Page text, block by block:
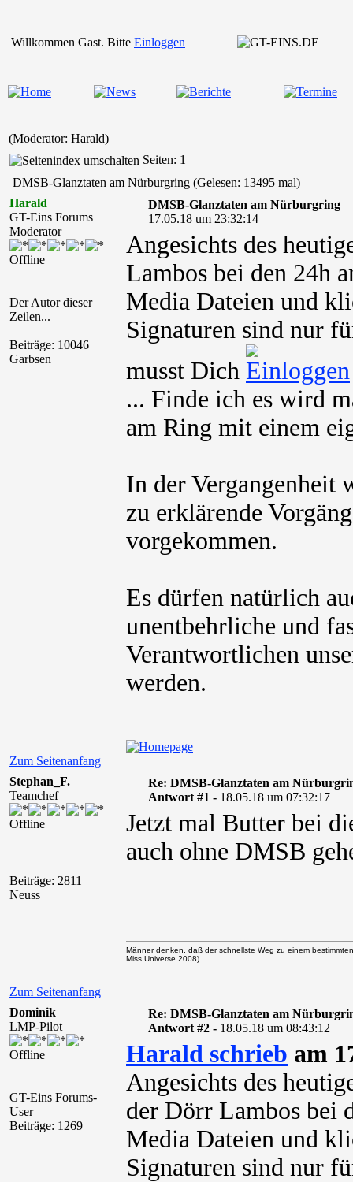
Willkommen Gast. Bitte Einloggen
(Moderator: Harald)
Seiten: 1
DMSB-Glanztaten am Nürburgring (Gelesen: 13495 mal)
Harald
GT-Eins Forums
Moderator
Offline
Der Autor dieser
Zeilen...
Beiträge: 10046
Garbsen
DMSB-Glanztaten am Nürburgring
17.05.18 um 23:32:14
Angesichts des
Lambos bei den 24h
Media Dateien und
Signaturen sind nur
musst Dich
... Finde ich es wird
am Ring mit einem
In der Vergangenheit
zu erklärende
vorgekommen.
Es dürfen natürlich
unentbehrliche und
Verantwortlichen
werden.
Zum Seitenanfang
Stephan_F.
Teamchef
Offline
Beiträge: 2811
Neuss
Re: DMSB-Glanztaten am
Antwort #1 - 18.05.18 um 07:32:17
Jetzt mal Butter bei
auch ohne DMSB
Zum Seitenanfang
Männer denken, daß der schnellste Weg zu einem
Miss Universe 2008)
Dominik
LMP-Pilot
Offline
GT-Eins Forums-
User
Beiträge: 1269
Re: DMSB-Glanztaten am
Antwort #2 - 18.05.18 um 08:43:12
Harald schrieb am
Angesichts des
der Dörr Lambos bei
Media Dateien und
Signaturen sind nur